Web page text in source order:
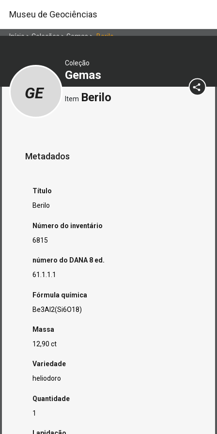
Museu de Geociências
Início>Coleções>Gemas>Berilo
Coleção
Gemas
GE Item Berilo
Metadados
Título
Berilo
Número do inventário
6815
número do DANA 8 ed.
61.1.1.1
Fórmula química
Be3Al2(Si6O18)
Massa
12,90 ct
Variedade
heliodoro
Quantidade
1